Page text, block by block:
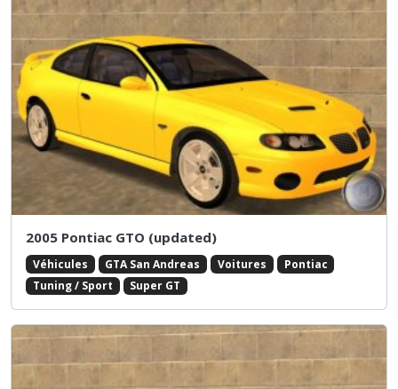
2005 Pontiac GTO (updated)
Véhicules GTA San Andreas Voitures
Pontiac
Tuning / Sport
Super GT